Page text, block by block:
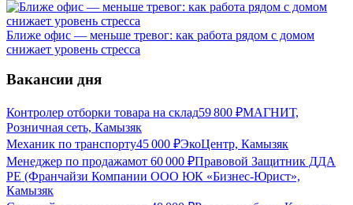
Ближе офис — меньше тревог: как работа рядом с домом
снижает уровень стресса
Вакансии дня
Контролер отборки товара на склад59 800 ₽МАГНИТ,
Розничная сеть, Камызяк
Механик по транспорту45 000 ₽ЭкоЦентр, Камызяк
Менеджер по продажамот 60 000 ₽Правовой Защитник ДДА
РЕ (Франчайзи Компании ООО ЮК «Бизнес-Юрист»,
Камызяк